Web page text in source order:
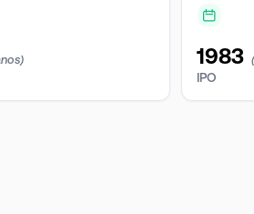
1983
IPO